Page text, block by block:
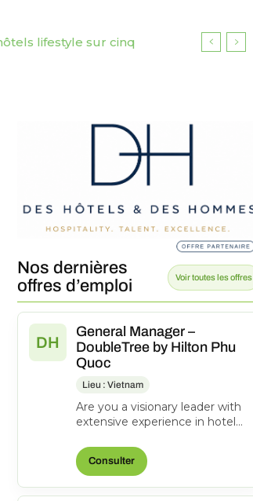
lifestyle sur cinq
responsable
Nos dernières
offres d’emploi
Voir toutes les offres
DH
General Manager –
DoubleTree by Hilton Phu
Quoc
Lieu : Vietnam
Are you a visionary leader with
extensive experience in hotel
driving operational success...
Consulter